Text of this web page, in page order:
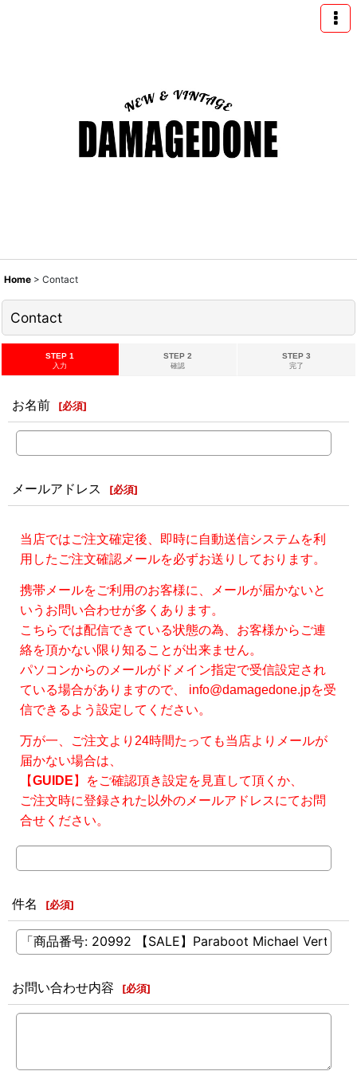
Home > Contact
Contact
STEP 1
入力
STEP 2
確認
STEP 3
完了
お名前 [必須]
メールアドレス [必須]
当店ではご注文確定後、即時に自動送信システムを利
用したご注文確認メールを必ずお送りしております。
携帯メールをご利用のお客様に、メールが届かないと
いうお問い合わせが多くあります。
こちらでは配信できている状態の為、お客様からご連
絡を頂かない限り知ることが出来ません。
パソコンからのメールがドメイン指定で受信設定され
ている場合がありますので、 info@damagedone.jpを受
信できるよう設定してください。
万が一、ご注文より24時間たっても当店よりメールが
届かない場合は、
【GUIDE 】をご確認頂き設定を見直して頂くか、
ご注文時に登録された以外のメールアドレスにてお問
合せください。
件名 [必須]
お問い合わせ内容 [必須]